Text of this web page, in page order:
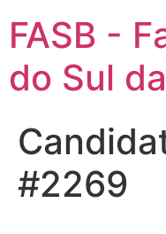
FASB -
do Sul
#2269